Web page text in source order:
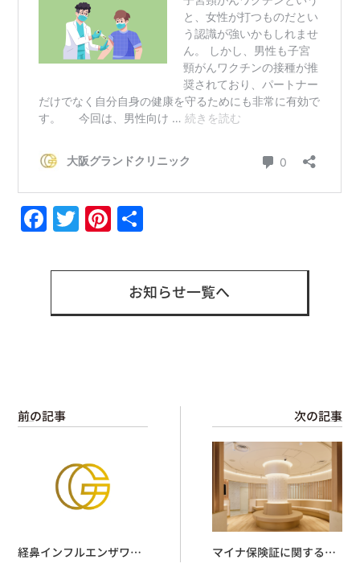
Facebook
TwitterPinterest
お知らせ一覧へ
前の記事
経鼻インフルエンザワク
次の記事
マイナ保険証に関するお